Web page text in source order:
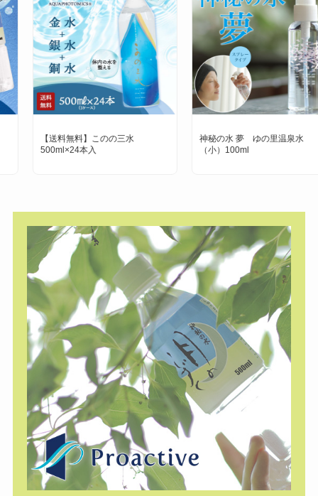
【送料無料】このの三水
500ml×24本入
神秘の水 夢 ゆの里温泉水
（小）100ml